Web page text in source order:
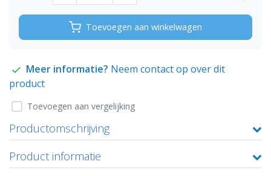
Toevoegen aan winkelwagen
Meer informatie? Neem contact op over dit
product
Toevoegen aan vergelijking
Productomschrijving
Product informatie